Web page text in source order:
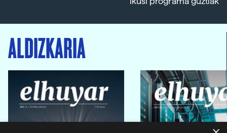
ALDIZKARIA